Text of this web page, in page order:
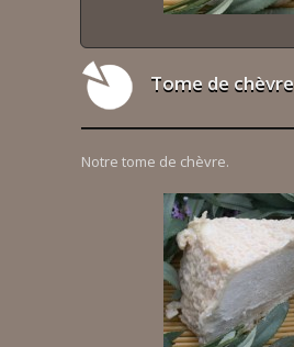
Tome de chèvre
Notre tome de chèvre.